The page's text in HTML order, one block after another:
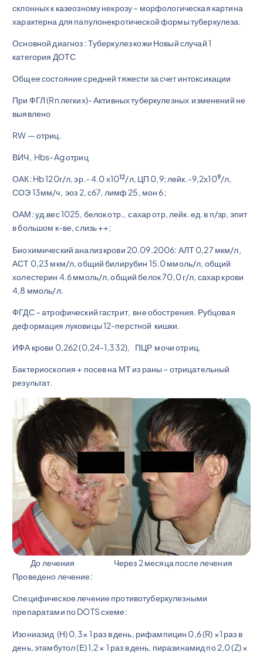
склонных к казеозному некрозу – морфологическая картина
характерна для папулонекротической формы туберкулеза.
Основной диагноз : Туберкулез кожи Новый случай 1
категория ДОТС
Общее состояние средней тяжести за счет интоксикации
При ФГЛ (Rn легких)- Активных туберкулезных изменений не
выявлено
RW — отриц.
ВИЧ, Hbs-Ag отриц
ОАК: Hb 120г/л, эр.- 4.0 х1012/л, ЦП 0,9; лейк.-9,2х109/л,
СОЭ 13мм/ч, эоз 2, с67, лимф 25, мон 6;
ОАМ: уд.вес 1025, белок отр., сахар отр, лейк. ед. в п/зр, эпит
в большом к-ве, слизь ++;
Биохимический анализ крови 20.09.2006: АЛТ 0,27 мкм/л,
АСТ 0,23 мкм/л, общий билирубин 15.0 ммоль/л, общий
холестерин 4.6 ммоль/л, общий белок 70,0 г/л, сахар крови
4,8 ммоль/л.
ФГДС – атрофический гастрит, вне обострения. Рубцовая
деформация луковицы 12-перстной кишки.
ИФА крови 0,262 (0,24-1,332), ПЦР мочи отриц.
Бактериоскопия + посев на МТ из раны – отрицательный
результат.
До лечения Через 2 месяца после лечения
Проведено лечение:
Специфическое лечение противотуберкулезными
препаратами по DOTS схеме:
Изониазид (Н) 0,3× 1 раз в день, рифампицин 0,6 (R) ×1 раз в
день, этамбутол (Е) 1,2 × 1 раз в день, пиразинамид по 2,0 (Z) ×